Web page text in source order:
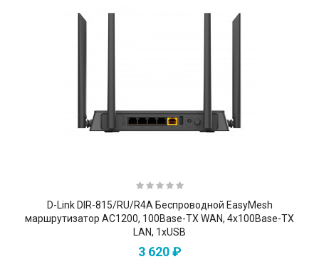
D-Link DIR-815/RU/R4A Беспроводной EasyMesh
маршрутизатор AC1200, 100Base-TX WAN, 4x100Base-TX
LAN, 1хUSB
3 620 ₽